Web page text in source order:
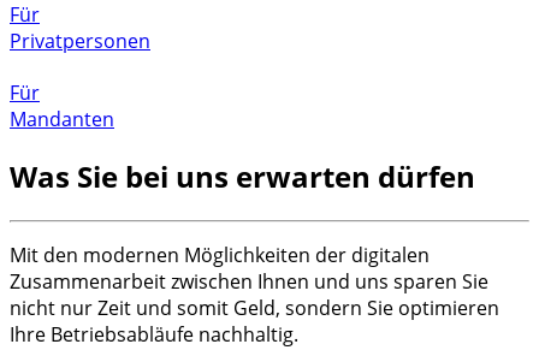
Für
Privatpersonen
Für
Mandanten
Was Sie bei uns erwarten dürfen
Mit den modernen Möglichkeiten der digitalen
Zusammenarbeit zwischen Ihnen und uns sparen Sie
nicht nur Zeit und somit Geld, sondern Sie optimieren
Ihre Betriebsabläufe nachhaltig.